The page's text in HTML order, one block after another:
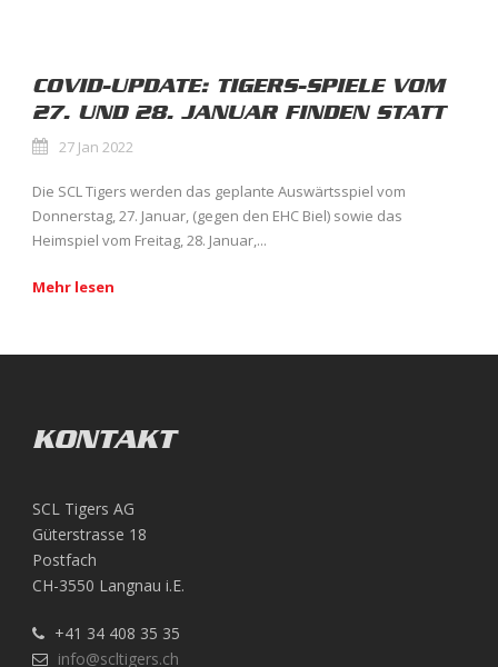
COVID-UPDATE: TIGERS-SPIELE VOM
27. UND 28. JANUAR FINDEN STATT
27 Jan 2022
Die SCL Tigers werden das geplante Auswärtsspiel vom
Donnerstag, 27. Januar, (gegen den EHC Biel) sowie das
Heimspiel vom Freitag, 28. Januar,...
Mehr lesen
KONTAKT
SCL Tigers AG
Güterstrasse 18
Postfach
CH-3550 Langnau i.E.
+41 34 408 35 35
info@scltigers.ch